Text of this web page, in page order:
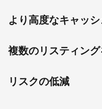
より高度なキャッ
複数のリスティン
リスクの低減